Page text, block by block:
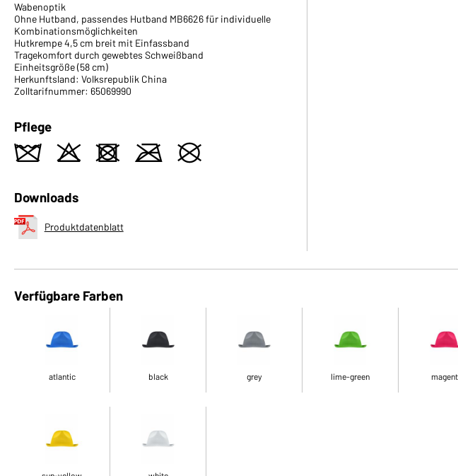
Wabenoptik
Ohne Hutband, passendes Hutband MB6626 für individuelle
Kombinationsmöglichkeiten
Hutkrempe 4,5 cm breit mit Einfassband
Tragekomfort durch gewebtes Schweißband
Einheitsgröße (58 cm)
Herkunftsland: Volksrepublik China
Zolltarifnummer: 65069990
Pflege
z o d m U
Downloads
Produktdatenblatt
Verfügbare Farben
atlantic black grey lime-green